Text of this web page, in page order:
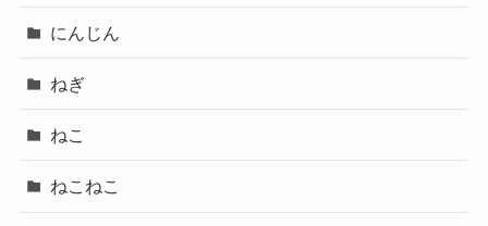
にんじん
ねぎ
ねこ
ねこねこ